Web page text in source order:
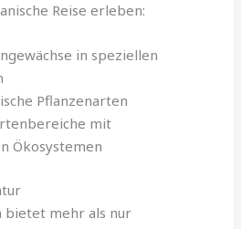
Reise erleben:
in speziellen
Pflanzenarten
mit
Ökosystemen
bietet mehr als nur